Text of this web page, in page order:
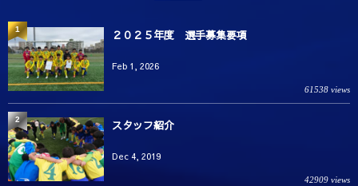
２０２５年度 選手募集要項
Feb 1, 2026
61538 views
1
スタッフ紹介
Dec 4, 2019
42909 views
2